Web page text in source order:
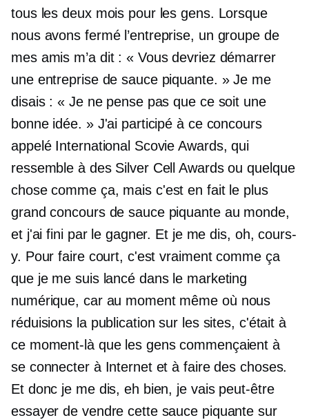
tous les deux mois pour les gens. Lorsque
nous avons fermé l’entreprise, un groupe de
mes amis m’a dit : « Vous devriez démarrer
une entreprise de sauce piquante. » Je me
disais : « Je ne pense pas que ce soit une
bonne idée. » J'ai participé à ce concours
appelé International Scovie Awards, qui
ressemble à des Silver Cell Awards ou quelque
chose comme ça, mais c'est en fait le plus
grand concours de sauce piquante au monde,
et j'ai fini par le gagner. Et je me dis, oh, cours-
y. Pour faire court, c'est vraiment comme ça
que je me suis lancé dans le marketing
numérique, car au moment même où nous
réduisions la publication sur les sites, c'était à
ce moment-là que les gens commençaient à
se connecter à Internet et à faire des choses.
Et donc je me dis, eh bien, je vais peut-être
essayer de vendre cette sauce piquante sur